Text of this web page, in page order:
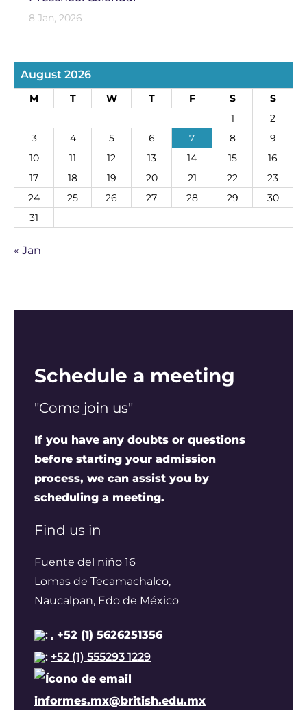
8 Jan, 2026
August 2026
M T W T F S
S
1
2
3
4 5 6 7 8
9
10
11 12 13 14 15
16
17
18 19 20 21 22
23
24
25 26 27 28 29
30
31
« Jan
Schedule a meeting
"Come join us"
If you have any doubts or questions
before starting your admission
process, we can assist you by
scheduling a meeting.
Find us in
Fuente del niño 16
Lomas de Tecamachalco,
Naucalpan, Edo de México
: . +52 (1) 5626251356
: +52 (1) 555293 1229
informes.mx@british.edu.mx